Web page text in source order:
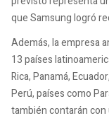
que Samsung logró
Además, la empresa
13 países
Rica, Panamá,
Perú, países como
también contarán